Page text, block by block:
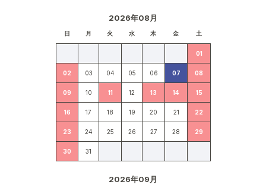
2026年08月
日 月 火 水 木 金 土
01
02 03 04 05 06 07 08
09 10 11 12 13 14 15
16 17 18 19 20 21 22
23 24 25 26 27 28 29
30 31
2026年09月